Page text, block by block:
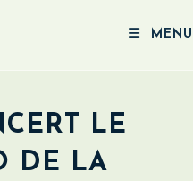
MENU
LE
DE LA